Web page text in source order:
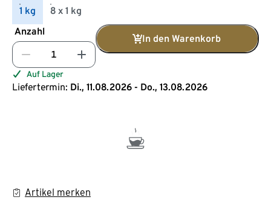
1 kg
8 x 1 kg
Anzahl
In den Warenkorb
Auf Lager
Liefertermin: Di., 11.08.2026 - Do., 13.08.2026
Artikel merken